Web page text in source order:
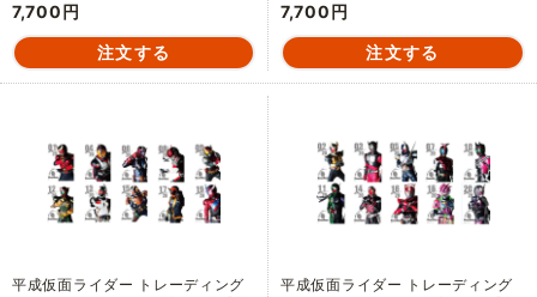
7,700円 7,700円
平成仮面ライダー トレーディング
平成仮面ライダー トレーディング